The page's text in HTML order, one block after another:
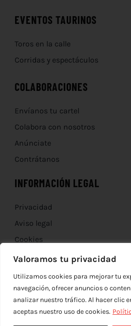
Valoramos tu privacidad
Utilizamos cookies para mejorar tu
navegación, ofrecer anuncios o
analizar nuestro tráfico. Al hacer clic
aceptas nuestro uso de cookies.
EVENTOS TAURINOS
Toros en la calle
Corridas y espectáculos
COLABORACIONES
Envíanos tu cartel
Colabora con nosotros
Anúnciate
Contrátanos
INFORMACIÓN LEGAL
Privacidad
Aviso legal
Cookies
Devoluciones